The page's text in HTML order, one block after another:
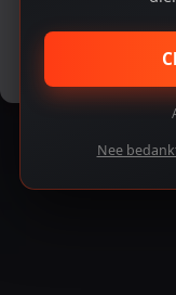
Nee